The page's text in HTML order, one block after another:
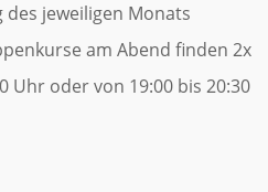
jeweiligen Monats
am Abend finden 2x
Uhr oder von 19:00 bis 20:30